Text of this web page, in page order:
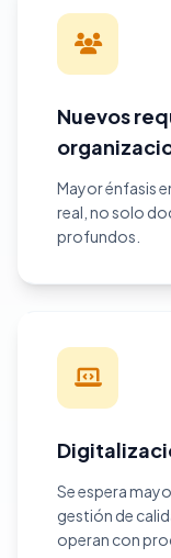
Nuevos
Mayor énfasis
real, no solo
profundos.
Se espera
gestión de
operan con